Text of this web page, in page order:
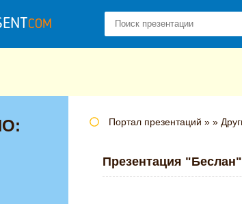
COM
Портал презентаций » »
Презентация